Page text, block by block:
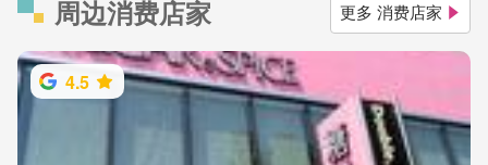
周边消费店家 更多 消费店家
4.5